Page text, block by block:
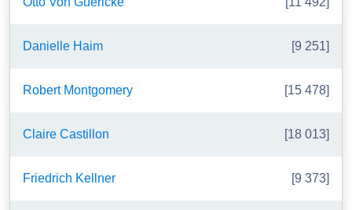
Danielle Haim [9 251]
Robert Montgomery [15 478]
Claire Castillon [18 013]
Friedrich Kellner [9 373]